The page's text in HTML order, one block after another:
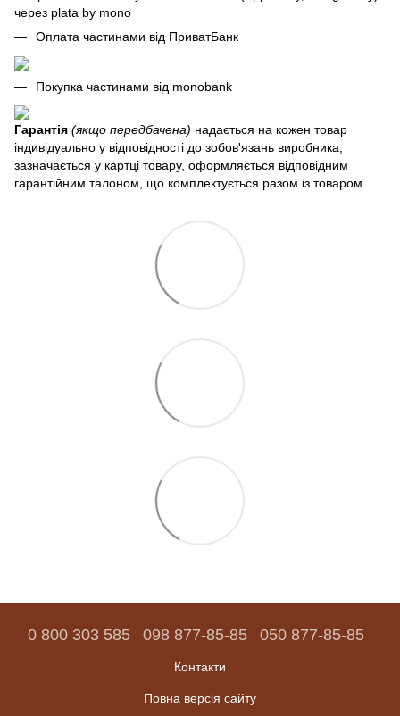
Оплата частинами від ПриватБанк
Покупка частинами від monobank
Гарантія (якщо передбачена) надається на кожен товар
індивідуально у відповідності до зобов'язань виробника,
зазначається у картці товару, оформляється відповідним
гарантійним талоном, що комплектується разом із товаром.
0 800 303 585 098 877-85-85 050 877-85-85
Контакти
Повна версія сайту